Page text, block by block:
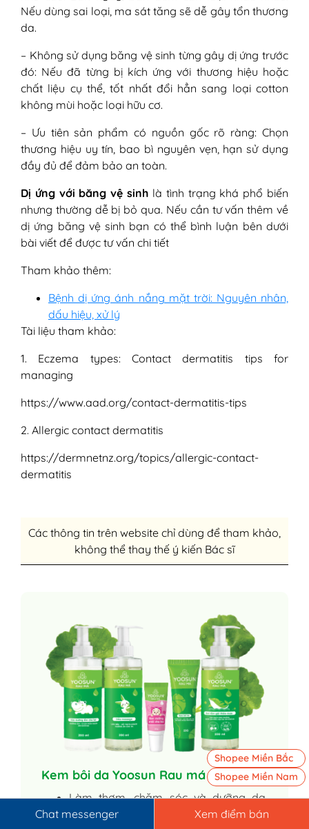
Nếu dùng sai loại, ma sát tăng sẽ dễ gây tổn thương
da.
– Không sử dụng băng vệ sinh từng gây dị ứng trước
đó: Nếu đã từng bị kích ứng với thương hiệu hoặc
chất liệu cụ thể, tốt nhất đổi hẳn sang loại cotton
không mùi hoặc loại hữu cơ.
– Ưu tiên sản phẩm có nguồn gốc rõ ràng: Chọn
thương hiệu uy tín, bao bì nguyên vẹn, hạn sử dụng
đầy đủ để đảm bảo an toàn.
Dị ứng với băng vệ sinh là tình trạng khá phổ biến
nhưng thường dễ bị bỏ qua. Nếu cần tư vấn thêm về
dị ứng băng vệ sinh bạn có thể bình luận bên dưới
bài viết để được tư vấn chi tiết
Tham khảo thêm:
Bệnh dị ứng ánh nắng mặt trời: Nguyên nhân,
dấu hiệu, xử lý
Tài liệu tham khảo:
1. Eczema types: Contact dermatitis tips for
managing
https://www.aad.org/contact-dermatitis-tips
2. Allergic contact dermatitis
https://dermnetnz.org/topics/allergic-contact-
dermatitis
Các thông tin trên website chỉ dùng để tham khảo,
không thể thay thế ý kiến Bác sĩ
Kem bôi da Yoosun Rau má
Làm thơm, chăm sóc và dưỡng da,
giúp da mềm mịn.
Chat messenger Xem điểm bán
Shopee Miền Bắc
Shopee Miền Nam